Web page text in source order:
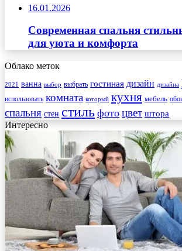
16.01.2026
Современная спальня
для уюта и комфорта
Облако меток
2021 ванна выбор выбрать гостиная дизайн дизайна
использовать комната который кухня мебель
спальня стен стиль фото цвет штора
Интересно